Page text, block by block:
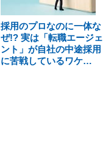
採用のプロなのに一体な
ぜ!? 実は「転職エージェ
ント」が自社の中途採用
に苦戦しているワケ…